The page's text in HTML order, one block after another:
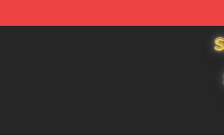
Sleeping With Sirens Store -